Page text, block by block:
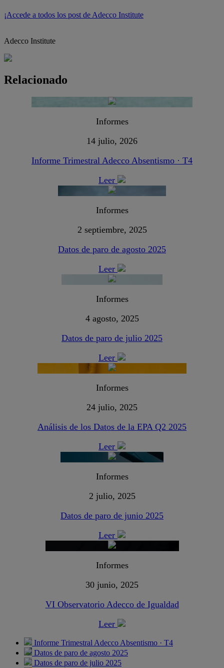
¡Accede a todos los post de Adecco Institute
Adecco Institute
Relacionado
Informes
14 julio, 2026
Informe Trimestral Adecco Absentismo · T4
Leer
Informes
2 septiembre, 2025
Datos de paro de agosto 2025
Leer
Informes
4 agosto, 2025
Datos de paro de julio 2025
Leer
Informes
24 julio, 2025
Análisis de los Datos de la EPA Q2 2025
Leer
Informes
2 julio, 2025
Datos de paro de junio 2025
Leer
Informes
30 junio, 2025
VI Observatorio Adecco de Igualdad
Leer
Informe Trimestral Adecco Absentismo · T4
Datos de paro de agosto 2025
Datos de paro de julio 2025